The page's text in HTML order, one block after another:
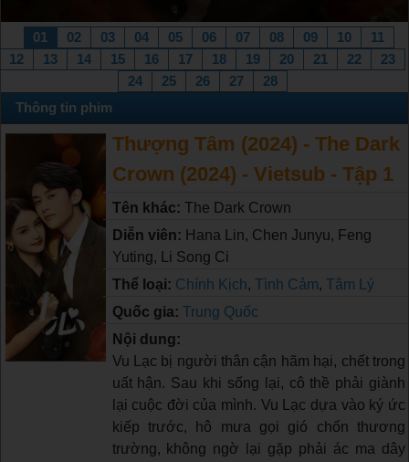
01 02 03 04 05 06 07 08 09 10
11
12
13 14 15 16 17 18 19 20 21 22
23
24
25 26 27
28
Thông tin phim
Thượng Tâm (2024) - The Dark
Crown (2024) - Vietsub - Tập 1
Tên khác: The Dark Crown
Diễn viên: Hana Lin, Chen Junyu, Feng
Yuting, Li Song Ci
Thể loại: Chính Kịch, Tình Cảm, Tâm Lý
Quốc gia: Trung Quốc
Nội dung:
Vu Lạc bị người thân cận hãm hại, chết trong
uất hận. Sau khi sống lại, cô thề phải giành
lại cuộc đời của mình. Vu Lạc dựa vào ký ức
kiếp trước, hô mưa gọi gió chốn thương
trường, không ngờ lại gặp phải ác ma dây